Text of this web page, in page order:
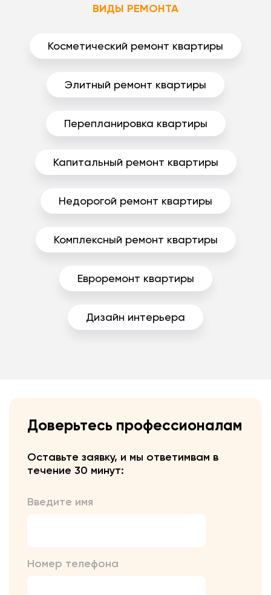
ВИДЫ РЕМОНТА
Косметический ремонт квартиры
Элитный ремонт квартиры
Перепланировка квартиры
Капитальный ремонт квартиры
Недорогой ремонт квартиры
Комплексный ремонт квартиры
Евроремонт квартиры
Дизайн интерьера
Доверьтесь профессионалам
Оставьте заявку, и мы ответимвам в
течение 30 минут:
Введите имя
Номер телефона